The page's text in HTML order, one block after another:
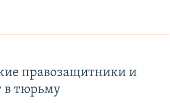
правозащитники и
в тюрьму